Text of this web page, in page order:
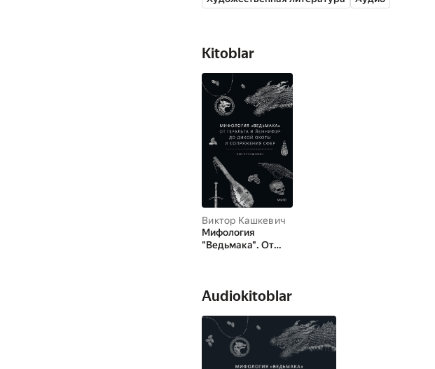
Kitoblar
Виктор Кашкевич
Мифология
"Ведьмака". От
Сопряжения сфер
Audiokitoblar